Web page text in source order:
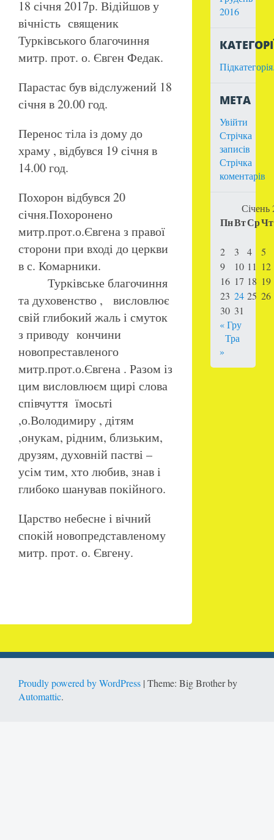
18 січня 2017р. Відійшов у
вічність священик
Турківського благочиння
митр. прот. о. Євген Федак.
Парастас був відслужений 18
січня в 20.00 год.
Перенос тіла із дому до
храму , відбувся 19 січня в
14.00 год.
Похорон відбувся 20
січня.Похоронено
митр.прот.о.Євгена з правої
сторони при вході до церкви
в с. Комарники.
Турківське благочиння
та духовенство , висловлює
свій глибокий жаль і смуток
з приводу кончини
новопреставленого
митр.прот.о.Євгена . Разом із
цим висловлюєм щирі слова
співчуття їмосьті
,о.Володимиру , дітям
,онукам, рідним, близьким,
друзям, духовній пастві –
усім тим, хто любив, знав і
глибоко шанував покійного.
Царство небесне і вічний
спокій новопредставленому
митр. прот. о. Євгену.
2016
МЕТА
Увійти
Стрічка
записів
Стрічка
коментарів
Січень
ПнВтСрЧт
2 3 4
5
9
10 11 12
16 17 18 19
23 24 25 26
30 31
« Гру
Тра
»
Proudly powered by WordPress | Theme: Big Brother by
Automattic.